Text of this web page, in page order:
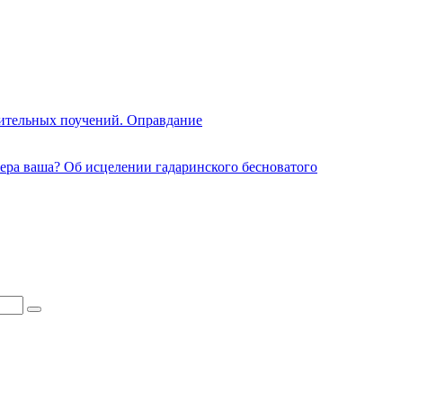
поучений. Оправдание
ваша? Об исцелении гадаринского бесноватого